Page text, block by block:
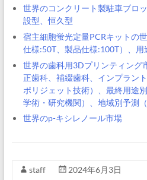
世界のコンクリート製駐車ブロ
設型、恒久型
宿主細胞蛍光定量PCRキットの
仕様:50T、製品仕様:100T）、用
世界の歯科用3Dプリンティング
正歯科、補綴歯科、インプラン
ポリジェット技術）、最終用途
学術・研究機関）、地域別予測
世界のp-キシレノール市場
staff 2024年6月3日